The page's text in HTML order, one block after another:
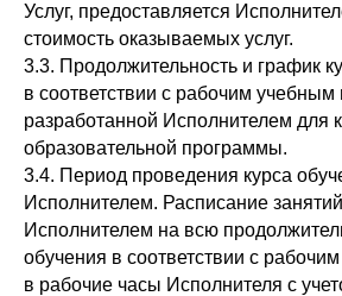
Услуг, предоставляется
стоимость оказываемых услуг.
3.3. Продолжительность и график
в соответствии с рабочим учебным
разработанной Исполнителем для
образовательной программы.
3.4. Период проведения курса
Исполнителем. Расписание
Исполнителем на всю
обучения в соответствии с
в рабочие часы Исполнителя с